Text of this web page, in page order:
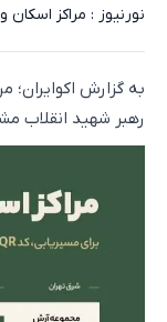
نورنیوز : مراکز اسکان
به گزارش اکوایران؛
رهبر شهید